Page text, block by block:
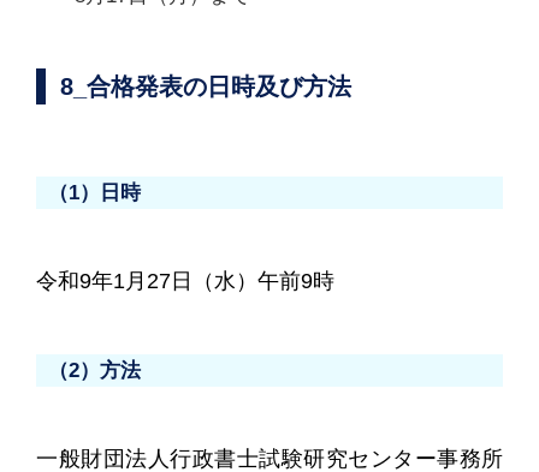
8_合格発表の日時及び方法
（1）日時
令和9年1月27日（水）午前9時
（2）方法
一般財団法人行政書士試験研究センター事務所